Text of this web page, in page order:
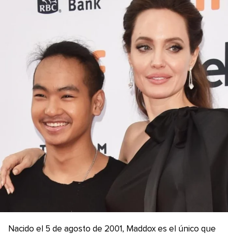
Nacido el 5 de agosto de 2001, Maddox es el único que